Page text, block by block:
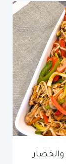
والخضار